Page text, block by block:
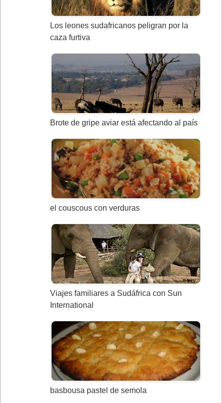
Los leones sudafricanos peligran por la
caza furtiva
Brote de gripe aviar está afectando al país
el couscous con verduras
Viajes familiares a Sudáfrica con Sun
International
basbousa pastel de semola